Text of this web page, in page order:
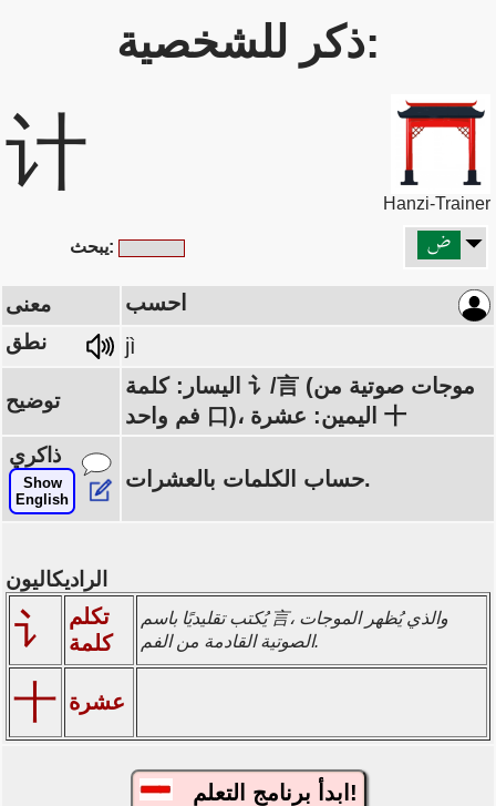
ذكر للشخصية:
计
Hanzi-Trainer
يبحث:
معنى احسب
نطق jì
توضيح
اليسار: كلمة 讠/言 (موجات صوتية من
فم واحد 口)، اليمين: عشرة 十
ذاكري
Show
English
حساب الكلمات بالعشرات.
الراديكاليون
讠
تكلم
كلمة
يُكتب تقليديًا باسم 言، والذي يُظهر الموجات
الصوتية القادمة من الفم.
十 عشرة
ابدأ برنامج التعلم!